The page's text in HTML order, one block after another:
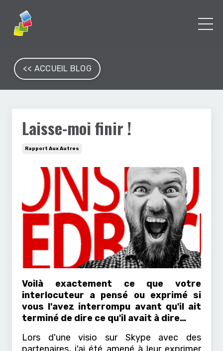
<< ACCUEIL BLOG
Laisse-moi finir !
Rapport Aux Autres
Voilà exactement ce que votre
interlocuteur a pensé ou exprimé si
vous l'avez interrompu avant qu'il ait
terminé de dire ce qu'il avait à dire…
Lors d'une visio sur Skype avec des
partenaires, j'ai été amené à leur exprimer